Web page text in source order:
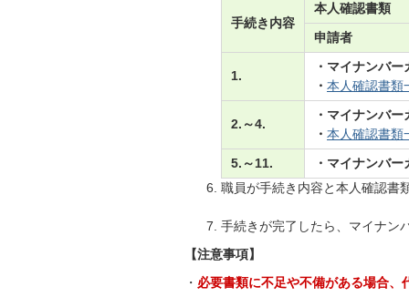
手続き内容
本人確認書類
申請者
1.
・マイナンバー
・ 本人確認書類
2.～4.
・マイナンバー
・ 本人確認書類
5.～11.
・マイナンバー
職員が手続き内容と本人確認書
手続きが完了したら、マイナン
【注意事項】
・ 必要書類に不足や不備がある場合、